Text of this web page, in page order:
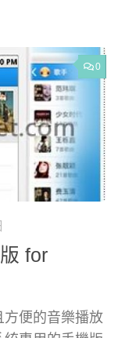
0
for
方便的音樂播放